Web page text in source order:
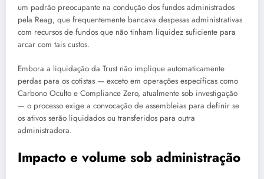
um padrão preocupante na condução dos fundos administrados
pela Reag, que frequentemente bancava despesas administrativas
com recursos de fundos que não tinham liquidez suficiente para
arcar com tais custos.
Embora a liquidação da Trust não implique automaticamente
perdas para os cotistas — exceto em operações específicas como
Carbono Oculto e Compliance Zero, atualmente sob investigação
— o processo exige a convocação de assembleias para definir se
os ativos serão liquidados ou transferidos para outra
administradora.
Impacto e volume sob administração